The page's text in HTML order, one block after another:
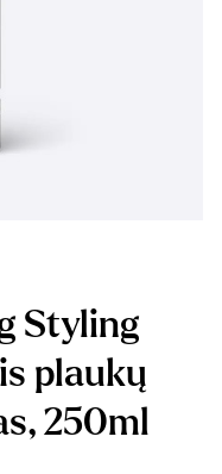
Styling
plaukų
250ml